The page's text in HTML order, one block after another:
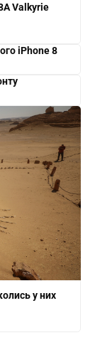
Valkyrie
iPhone 8
у них